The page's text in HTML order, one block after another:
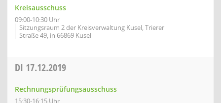
Kreisausschuss
09:00-10:30 Uhr
Sitzungsraum 2 der Kreisverwaltung Kusel, Trierer
Straße 49, in 66869 Kusel
DI 17.12.2019
Rechnungsprüfungsausschuss
15:30-16:15 Uhr